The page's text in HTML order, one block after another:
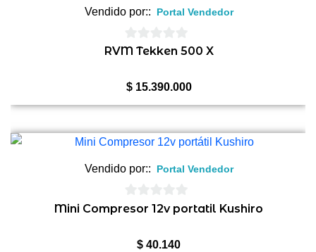
Vendido por:: Portal Vendedor
0
5
RVM Tekken 500 X
$15.390.000
Vendido por:: Portal Vendedor
0
Mini Compresor 12v portatil Kushiro
$ 40.140